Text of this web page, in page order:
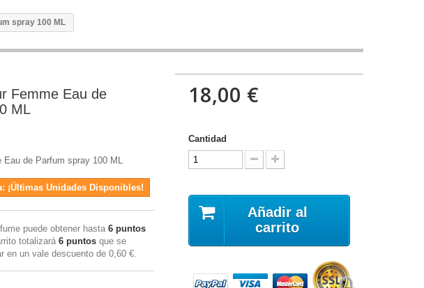
spray 100 ML
Femme Eau de
ML
Eau de Parfum spray 100 ML
¡Últimas Unidades Disponibles!
puede obtener hasta 6 puntos
totalizará 6 puntos que se
en un vale descuento de 0,60 €.
18,00 €
Cantidad
Añadir al
carrito